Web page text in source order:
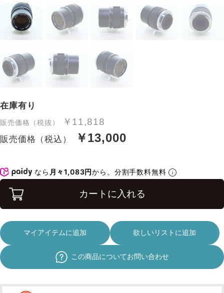
在庫有り
販売価格（税抜） ￥11,818
販売価格（税込） ￥13,000
なら 月々1,083円から。分割手数料無料
カートに入れる
マイアイテムに追加 欲しいリストに追加
この商品についてお問い合わせ